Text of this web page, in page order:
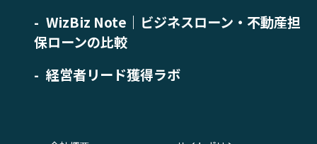
WizBiz Note｜ビジネスローン・不動産担
保ローンの比較
経営者リード獲得ラボ